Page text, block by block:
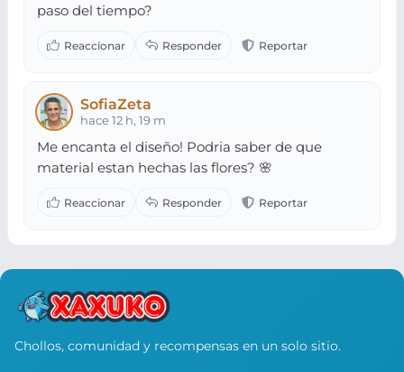
paso del tiempo?
SofiaZeta
hace 12 h, 19 m
Me encanta el diseño! Podria saber de que
material estan hechas las flores? 🌸
Chollos, comunidad y recompensas en un solo sitio.